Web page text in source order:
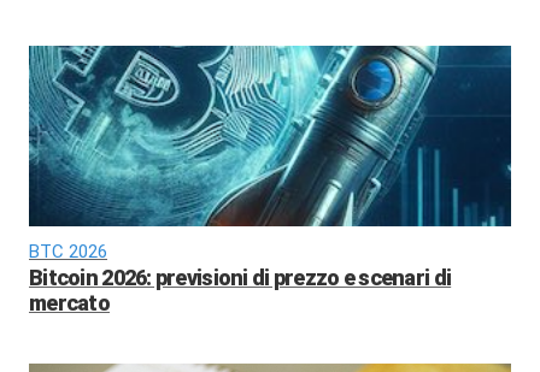
BTC 2026
Bitcoin 2026: previsioni di prezzo e scenari di
mercato